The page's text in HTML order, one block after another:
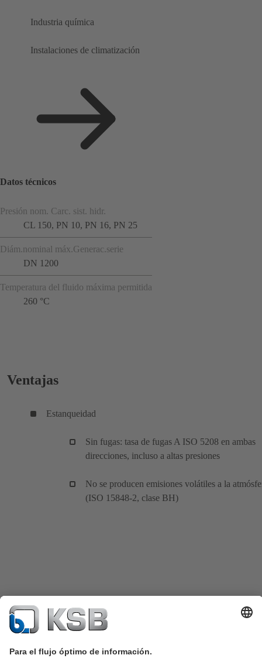
Industria química
Instalaciones de climatización
Datos técnicos
Presión nom. Carc. sist. hidr.
CL 150, PN 10, PN 16, PN 25
Diám.nominal máx.Generac.serie
DN 1200
Temperatura del fluido máxima permitida
260 °C
Ventajas
Estanqueidad
Sin fugas: tasa de fugas A ISO 5208 en ambas
direcciones, incluso a altas presiones
No se producen emisiones volátiles a la
(ISO 15848-2, clase BH)